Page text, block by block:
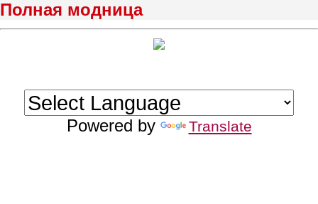
Полная модница
Powered by Translate